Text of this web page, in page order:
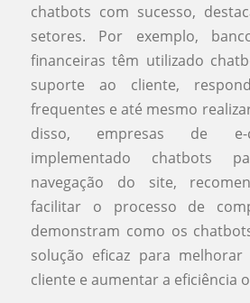
chatbots com sucesso,
setores. Por exemplo,
financeiras têm utilizado
suporte ao cliente,
frequentes e até mesmo
disso, empresas de e-
implementado chatbots
navegação do site,
facilitar o processo de
demonstram como os
solução eficaz para
cliente e aumentar a eficiência